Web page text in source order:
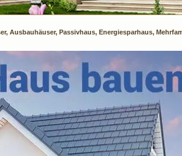
Ausbauhäuser, Passivhaus, Energiesparhaus,